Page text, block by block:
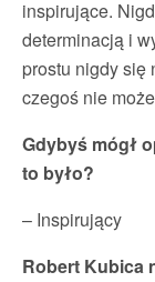
inspirujące.
determinacją i
prostu nigdy się
czegoś nie
Gdybyś mógł
to było?
– Inspirujący
Robert Kubica